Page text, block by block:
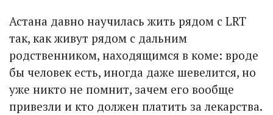
Астана давно научилась жить рядом с LRT
так, как живут рядом с дальним
родственником, находящимся в коме: вроде
бы человек есть, иногда даже шевелится, но
уже никто не помнит, зачем его вообще
привезли и кто должен платить за лекарства.